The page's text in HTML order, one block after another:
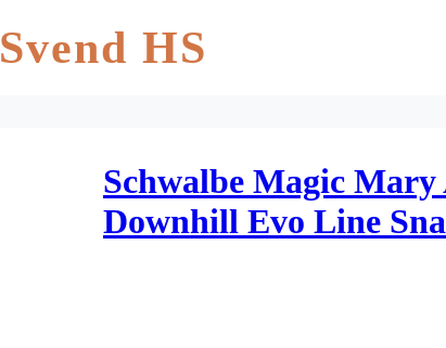
Svend HS
Schwalbe Magic
Downhill Evo Line